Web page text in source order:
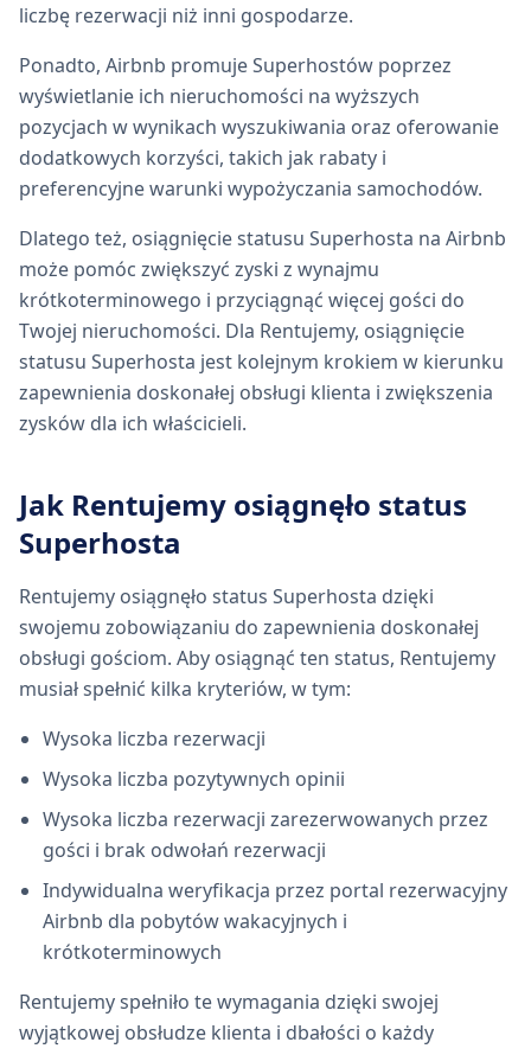
liczbę rezerwacji niż inni gospodarze.
Ponadto, Airbnb promuje Superhostów poprzez
wyświetlanie ich nieruchomości na wyższych
pozycjach w wynikach wyszukiwania oraz oferowanie
dodatkowych korzyści, takich jak rabaty i
preferencyjne warunki wypożyczania samochodów.
Dlatego też, osiągnięcie statusu Superhosta na Airbnb
może pomóc zwiększyć zyski z wynajmu
krótkoterminowego i przyciągnąć więcej gości do
Twojej nieruchomości. Dla Rentujemy, osiągnięcie
statusu Superhosta jest kolejnym krokiem w kierunku
zapewnienia doskonałej obsługi klienta i zwiększenia
zysków dla ich właścicieli.
Jak Rentujemy osiągnęło status
Superhosta
Rentujemy osiągnęło status Superhosta dzięki
swojemu zobowiązaniu do zapewnienia doskonałej
obsługi gościom. Aby osiągnąć ten status, Rentujemy
musiał spełnić kilka kryteriów, w tym:
Wysoka liczba rezerwacji
Wysoka liczba pozytywnych opinii
Wysoka liczba rezerwacji zarezerwowanych przez
gości i brak odwołań rezerwacji
Indywidualna weryfikacja przez portal rezerwacyjny
Airbnb dla pobytów wakacyjnych i
krótkoterminowych
Rentujemy spełniło te wymagania dzięki swojej
wyjątkowej obsłudze klienta i dbałości o każdy